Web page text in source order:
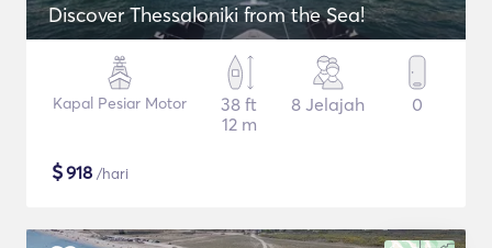
Discover Thessaloniki from the Sea!
Kapal Pesiar Motor
38 ft
12 m
8 Jelajah 0
$918 /hari